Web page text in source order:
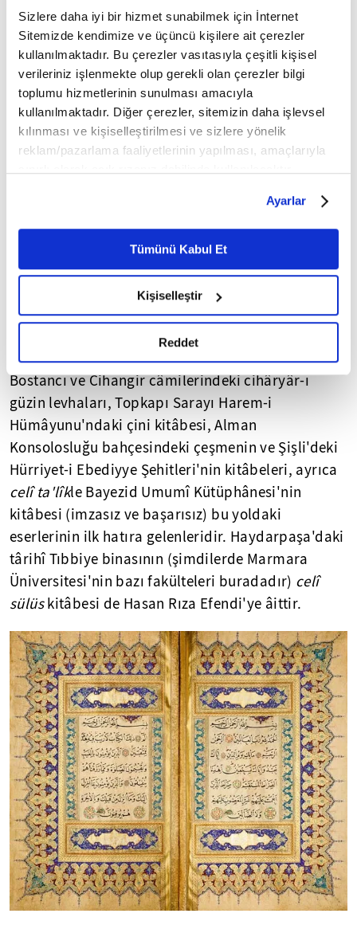
Sizlere daha iyi bir hizmet sunabilmek için İnternet
Sitemizde kendimize ve üçüncü kişilere ait çerezler
kullanılmaktadır. Bu çerezler vasıtasıyla çeşitli kişisel
verileriniz işlenmekte olup gerekli olan çerezler bilgi
toplumu hizmetlerinin sunulması amacıyla
kullanılmaktadır. Diğer çerezler, sitemizin daha işlevsel
kılınması ve kişiselleştirilmesi ve sizlere yönelik
reklam/pazarlama faaliyetlerinin yapılması, amaçlarıyla
belirleyebilirsiniz. Çerezlere ilişkin detaylı bilgi için
Ayarlar butonuna tıklayabilir,Çerez Bilgilendirme
Metnimizi ziyaret edebilirsiniz.
6698 sayılı Kişisel Verilerin Korunması Kanunu uyarınca
okumak ve sitemizi ziyaretiniz kapsamında
gerçekleştirilen veri işleme faaliyetleri ile ilgili daha
detaylı bilgi almak için lütfentıklayınız.
Ayarlar
Tümünü Kabul Et
Kişiselleştir
Reddet
Resim 3: Hasan Rıza Efendi'nin muhakkak-nesih-
sülüs hatlarıyla hilyesi.
Onyedi kişiye hat icâzeti veren Hasan Rıza Efendi,
hayatı boyunca -ikisi devir hatmi için cüzler
hâlinde olmak üzere- muhtelif boyda 19 mushaf
yazmış (bunlardan 1308/1891 tarihli vezirî kıt'ada
olanı İstanbul Üniversitesi Nâdir Eserler
Kütüphânesi-A.6682'de, Sultan Reşad'ın türbesi
için yazdığı 1330/1911 tarihli büyük mushafı da
TSMK-YY 325'dedir, Resim-4), akrabasından büyük
hattat Mehmed Şevki Efendi'ye âid yarım bir
mushafı da 1311/1893'de tamamlamışdır (TSMK-
Arda 32). Elinden çıkansülüs-nesih
murakkaalarının sayısı belli değildir.
nesihhattının mükemmelliğinde değilse de,
Bostancı ve Cihangir câmilerindeki cihâryâr-ı
güzin levhaları, Topkapı Sarayı Harem-i
Hümâyunu'ndaki çini kitâbesi, Alman
Konsolosluğu bahçesindeki çeşmenin ve Şişli'deki
Hürriyet-i Ebediyye Şehitleri'nin kitâbeleri, ayrıca
celî ta'lîkle Bayezid Umumî Kütüphânesi'nin
kitâbesi (imzasız ve başarısız) bu yoldaki
eserlerinin ilk hatıra gelenleridir. Haydarpaşa'daki
târihî Tıbbiye binasının (şimdilerde Marmara
Üniversitesi'nin bazı fakülteleri buradadır) celî
sülüskitâbesi de Hasan Rıza Efendi'ye âittir.